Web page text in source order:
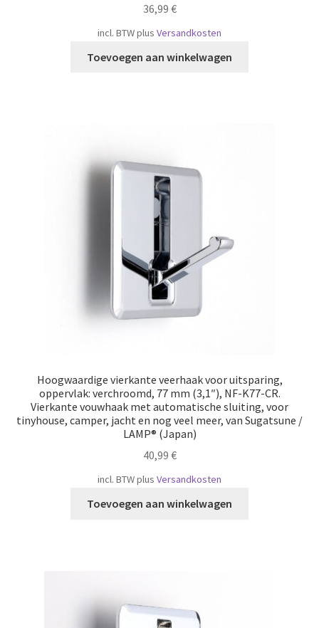
36,99 €
incl. BTWplus Versandkosten
Toevoegen aan winkelwagen
Hoogwaardige vierkante veerhaak voor uitsparing,
oppervlak: verchroomd, 77 mm (3,1″), NF-K77-CR.
Vierkante vouwhaak met automatische sluiting, voor
tinyhouse, camper, jacht en nog veel meer, van Sugatsune /
LAMP® (Japan)
40,99 €
incl. BTWplus Versandkosten
Toevoegen aan winkelwagen